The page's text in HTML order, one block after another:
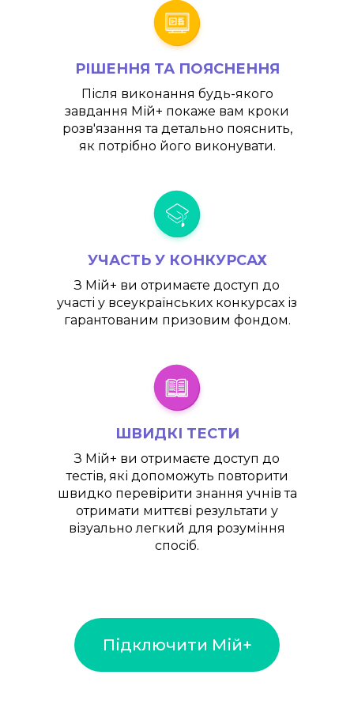
РІШЕННЯ ТА ПОЯСНЕННЯ
Після виконання будь-якого
завдання Мій+ покаже вам кроки
розв'язання та детально пояснить,
як потрібно його виконувати.
УЧАСТЬ У КОНКУРСАХ
З Мій+ ви отримаєте доступ до
участі у всеукраїнських конкурсах із
гарантованим призовим фондом.
ШВИДКІ ТЕСТИ
З Мій+ ви отримаєте доступ до
тестів, які допоможуть повторити
швидко перевірити знання учнів та
отримати миттєві результати у
візуально легкий для розуміння
спосіб.
Підключити Мій+